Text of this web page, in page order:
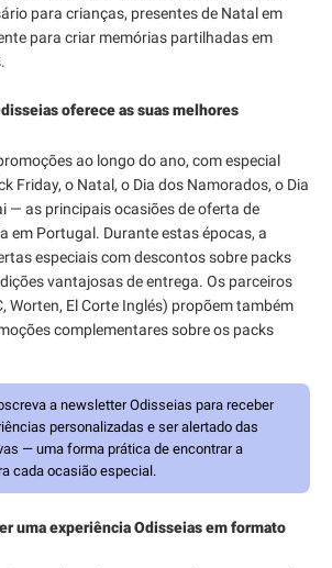
para crianças, presentes de Natal em
para criar memórias partilhadas em
oferece as suas melhores
ao longo do ano, com especial
Friday, o Natal, o Dia dos Namorados, o Dia
— as principais ocasiões de oferta de
em Portugal. Durante estas épocas, a
especiais com descontos sobre packs
vantajosas de entrega. Os parceiros
Worten, El Corte Inglés) propõem também
complementares sobre os packs
a newsletter Odisseias para receber
personalizadas e ser alertado das
— uma forma prática de encontrar a
cada ocasião especial.
uma experiência Odisseias em formato